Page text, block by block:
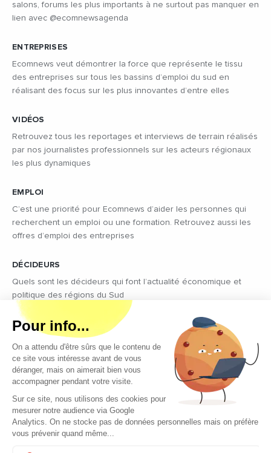
salons, forums les plus importants à ne surtout pas manquer en
lien avec @ecomnewsagenda
ENTREPRISES
Ecomnews veut démontrer la force que représente le tissu
des entreprises sur tous les bassins d’emploi du sud en
réalisant des focus sur les plus innovantes d’entre elles
VIDÉOS
Retrouvez tous les reportages et interviews de terrain réalisés
par nos journalistes professionnels sur les acteurs régionaux
les plus dynamiques
EMPLOI
C’est une priorité pour Ecomnews d’aider les personnes qui
recherchent un emploi ou une formation. Retrouvez aussi les
offres d’emploi des entreprises
DÉCIDEURS
Quels sont les décideurs qui font l’actualité économique et
politique des régions du Sud
Copyright © 2026 - Tous droits réservés
Qui sommes-nous ?
Contact